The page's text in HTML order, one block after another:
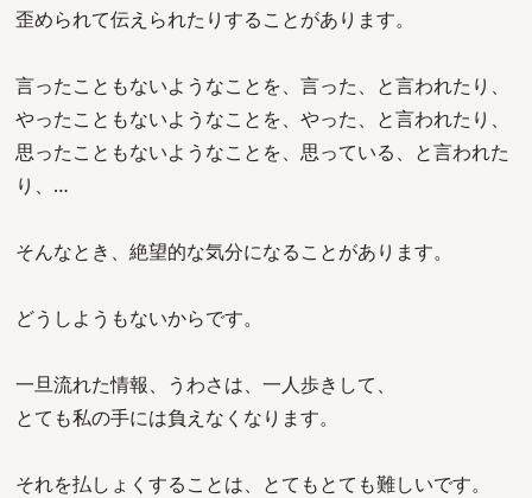
歪められて伝えられたりすることがあります。
言ったこともないようなことを、言った、と言われたり、
やったこともないようなことを、やった、と言われたり、
思ったこともないようなことを、思っている、と言われた
り、…
そんなとき、絶望的な気分になることがあります。
どうしようもないからです。
一旦流れた情報、うわさは、一人歩きして、
とても私の手には負えなくなります。
それを払しょくすることは、とてもとても難しいです。